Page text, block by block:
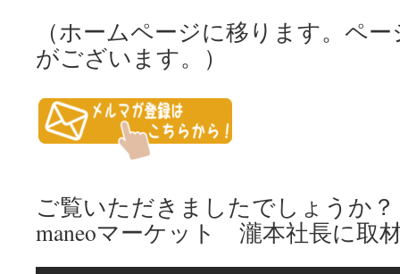
（ホームページに移ります。ペ
がございます。）
ご覧いただきましたでしょうか？
maneoマーケット 瀧本社長に取